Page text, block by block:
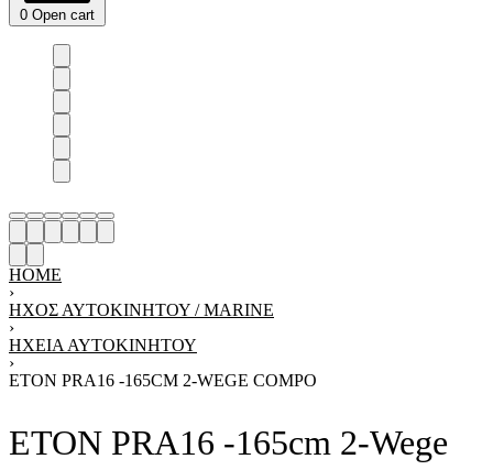
0 Open cart
HOME
›
ΗΧΟΣ ΑΥΤΟΚΙΝΗΤΟΥ / MARINE
›
ΗΧΕΊΑ ΑΥΤΟΚΙΝΉΤΟΥ
›
ETON PRA16 -165CM 2-WEGE COMPO
ETON PRA16 -165cm 2-Wege